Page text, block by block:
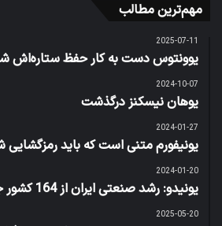
مهم‌ترین مطالب
2025-07-11
یوونتوس دست به کار حفظ ستاره‌اش
2024-10-07
یوهان نیسکنز درگذشت
2024-01-27
یونیفورم متنی است که باید رمزگشایی
2024-01-20
یونیدو: رشد صنعتی ایران از 164 کشور جهان بیشتر شد
2025-05-20